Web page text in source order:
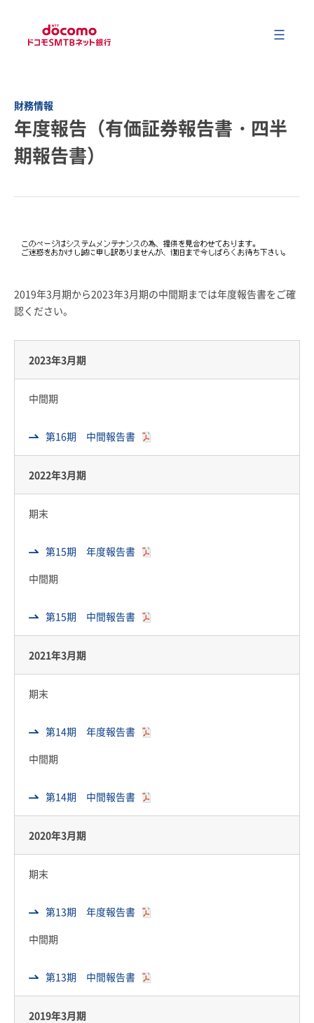
事業内容
検索
JPEN
お客さまサイト
財務情報
年度報告（有価証券報告書・四半
期報告書）
2019年3月期から2023年3月期の中間期までは年度報告書をご確
認ください。
2023年3月期
中間期
第16期 中間報告書
2022年3月期
期末
第15期 年度報告書
中間期
第15期 中間報告書
2021年3月期
期末
第14期 年度報告書
中間期
第14期 中間報告書
2020年3月期
期末
第13期 年度報告書
中間期
第13期 中間報告書
2019年3月期